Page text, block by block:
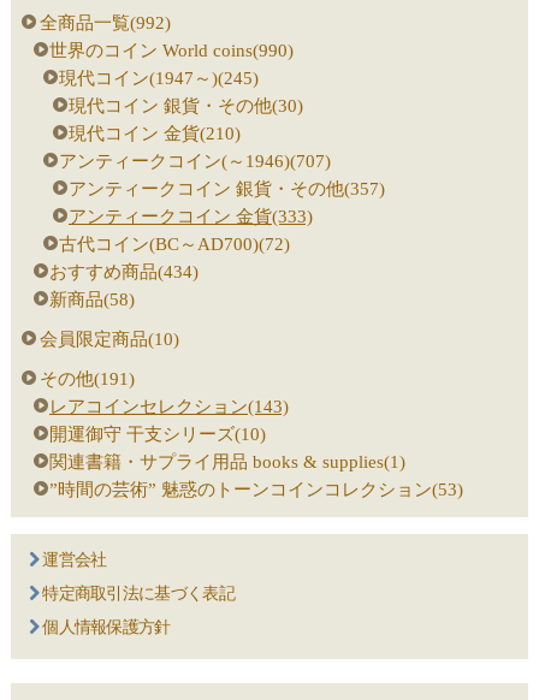
全商品一覧(992)
世界のコイン World coins(990)
現代コイン(1947～)(245)
現代コイン 銀貨・その他(30)
現代コイン 金貨(210)
アンティークコイン(～1946)(707)
アンティークコイン 銀貨・その他(357)
アンティークコイン 金貨(333)
古代コイン(BC～AD700)(72)
おすすめ商品(434)
新商品(58)
会員限定商品(10)
その他(191)
レアコインセレクション(143)
開運御守 干支シリーズ(10)
関連書籍・サプライ用品 books & supplies(1)
”時間の芸術” 魅惑のトーンコインコレクション(53)
運営会社
特定商取引法に基づく表記
個人情報保護方針